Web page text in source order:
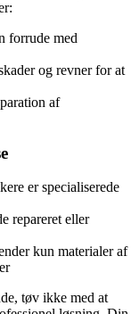
forrude med
og revner for at
af
er specialiserede
repareret eller
kun materialer af
tøv ikke med at